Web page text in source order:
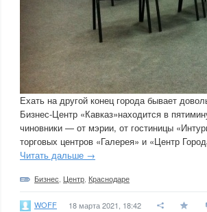
Ехать на другой конец города бывает
Бизнес-Центр «Кавказ»находится в
чиновники — от мэрии, от гостиницы
торговых центров «Галерея» и «Центр
Читать дальше →
Бизнес Центр Краснодаре
WOFF 18 марта 2021, 18:42